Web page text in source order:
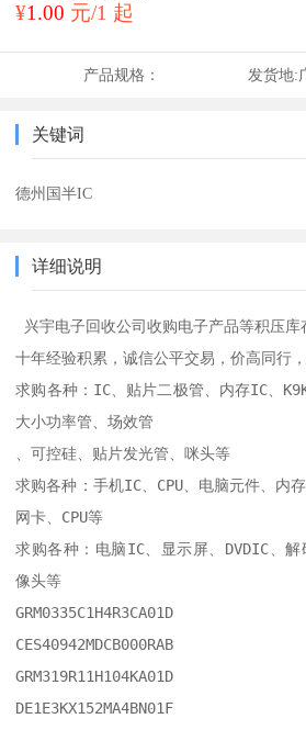
¥1.00 元/1 起
产品规格： 发货地:
关键词
德州国半IC
详细说明
十年经验积累，诚信公平交易，价高同行
求购各种：IC、贴片二极管、内存IC、
大小功率管、场效管
、可控硅、贴片发光管、咪头等
求购各种：手机IC、CPU、电脑元件、内
网卡、CPU等
求购各种：电脑IC、显示屏、DVDIC、
像头等
GRM0335C1H4R3CA01D
CES40942MDCB000RAB
GRM319R11H104KA01D
DE1E3KX152MA4BN01F